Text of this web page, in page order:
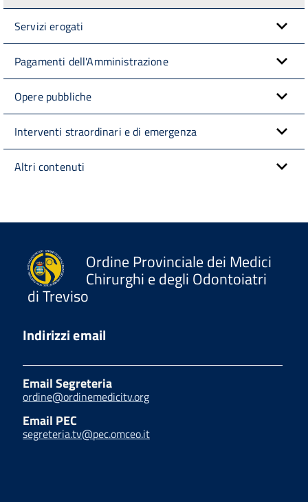
Servizi erogati
Pagamenti dell'Amministrazione
Opere pubbliche
Interventi straordinari e di emergenza
Altri contenuti
Ordine Provinciale dei Medici
Chirurghi e degli Odontoiatri
di Treviso
Indirizzi email
Email Segreteria
ordine@ordinemedicitv.org
Email PEC
segreteria.tv@pec.omceo.it